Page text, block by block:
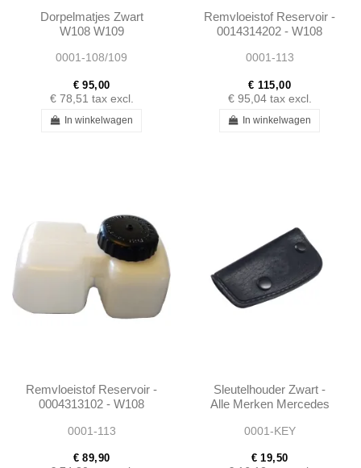
Dorpelmatjes Zwart
W108 W109
0001-108/109
€ 95,00
€ 78,51 tax excl.
In winkelwagen
Remvloeistof Reservoir -
0014314202 - W108
0001-113
€ 115,00
€ 95,04 tax excl.
In winkelwagen
Remvloeistof Reservoir -
0004313102 - W108
0001-113
€ 89,90
Sleutelhouder Zwart -
Alle Merken Mercedes
0001-KEY
€ 19,50